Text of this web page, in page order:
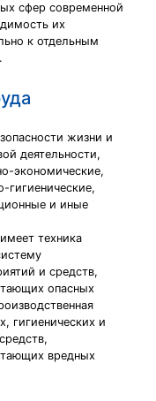
сфер современной
их
к отдельным
жизни и
деятельности,
экономические,
гигиенические,
и иные
техника
и средств,
опасных
гигиенических и
вредных